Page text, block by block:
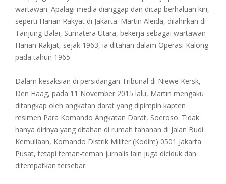
wartawan. Apalagi media dianggap dan dicap berhaluan kiri,
seperti Harian Rakyat di Jakarta. Martin Aleida, dilahirkan di
Tanjung Balai, Sumatera Utara, bekerja sebagai wartawan
Harian Rakjat, sejak 1963, ia ditahan dalam Operasi Kalong
pada tahun 1965.
Dalam kesaksian di persidangan Tribunal di Niewe Kersk,
Den Haag, pada 11 November 2015 lalu, Martin mengaku
ditangkap oleh angkatan darat yang dipimpin kapten
resimen Para Komando Angkatan Darat, Soeroso. Tidak
hanya dirinya yang ditahan di rumah tahanan di Jalan Budi
Kemuliaan, Komando Distrik Militer (Kodim) 0501 Jakarta
Pusat, tetapi teman-teman jurnalis lain juga diciduk dan
ditempatkan tersebar.